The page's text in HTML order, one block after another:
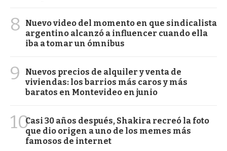
8
Nuevo video del momento en que sindicalista
argentino alcanzó a influencer cuando ella
iba a tomar un ómnibus
9
Nuevos precios de alquiler y venta de
viviendas: los barrios más caros y más
baratos en Montevideo en junio
10Casi 30 años después, Shakira recreó la foto
que dio origen a uno de los memes más
famosos de internet